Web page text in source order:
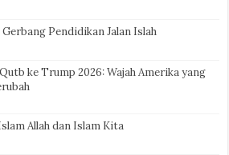
Pendidikan Jalan Islah
ke Trump 2026: Wajah Amerika yang
Allah dan Islam Kita